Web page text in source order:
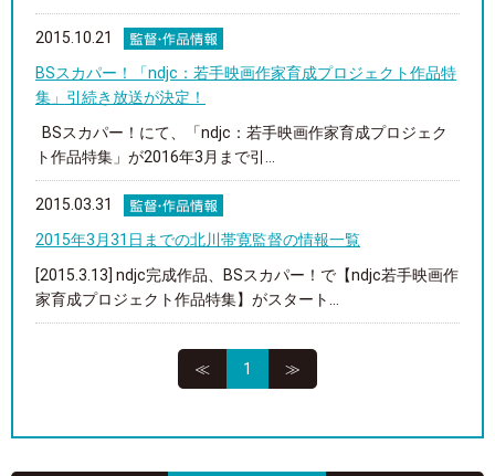
2015.10.21
BSスカパー！「ndjc：若手映画作家育成プロジェクト作品特
集」引続き放送が決定！
BSスカパー！にて、「ndjc：若手映画作家育成プロジェク
ト作品特集」が2016年3月まで引...
2015.03.31
2015年3月31日までの北川帯寛監督の情報一覧
[2015.3.13] ndjc完成作品、BSスカパー！で【ndjc若手映画作
家育成プロジェクト作品特集】がスタート...
≪ 1 ≫